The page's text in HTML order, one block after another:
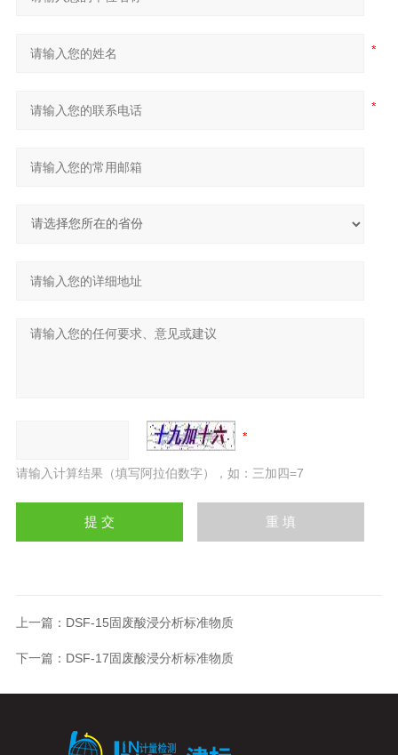
请输入计算结果（填写阿拉伯数字），如：三加四=7
上一篇： DSF-15固废酸浸分析标准物质
下一篇： DSF-17固废酸浸分析标准物质